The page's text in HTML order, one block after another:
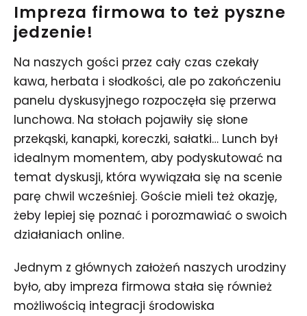
Impreza firmowa to też pyszne
jedzenie!
Na naszych gości przez cały czas czekały
kawa, herbata i słodkości, ale po zakończeniu
panelu dyskusyjnego rozpoczęła się przerwa
lunchowa. Na stołach pojawiły się słone
przekąski, kanapki, koreczki, sałatki… Lunch był
idealnym momentem, aby podyskutować na
temat dyskusji, która wywiązała się na scenie
parę chwil wcześniej. Goście mieli też okazję,
żeby lepiej się poznać i porozmawiać o swoich
działaniach online.
Jednym z głównych założeń naszych urodziny
było, aby impreza firmowa stała się również
możliwością integracji środowiska